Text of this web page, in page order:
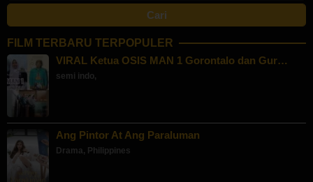
FILM TERBARU TERPOPULER
VIRAL Ketua OSIS MAN 1 Gorontalo dan Gur…
semi indo,
Ang Pintor At Ang Paraluman
Drama, Philippines